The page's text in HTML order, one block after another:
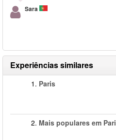
Sara
Experiências similares
1. Paris
2. Mais populares em